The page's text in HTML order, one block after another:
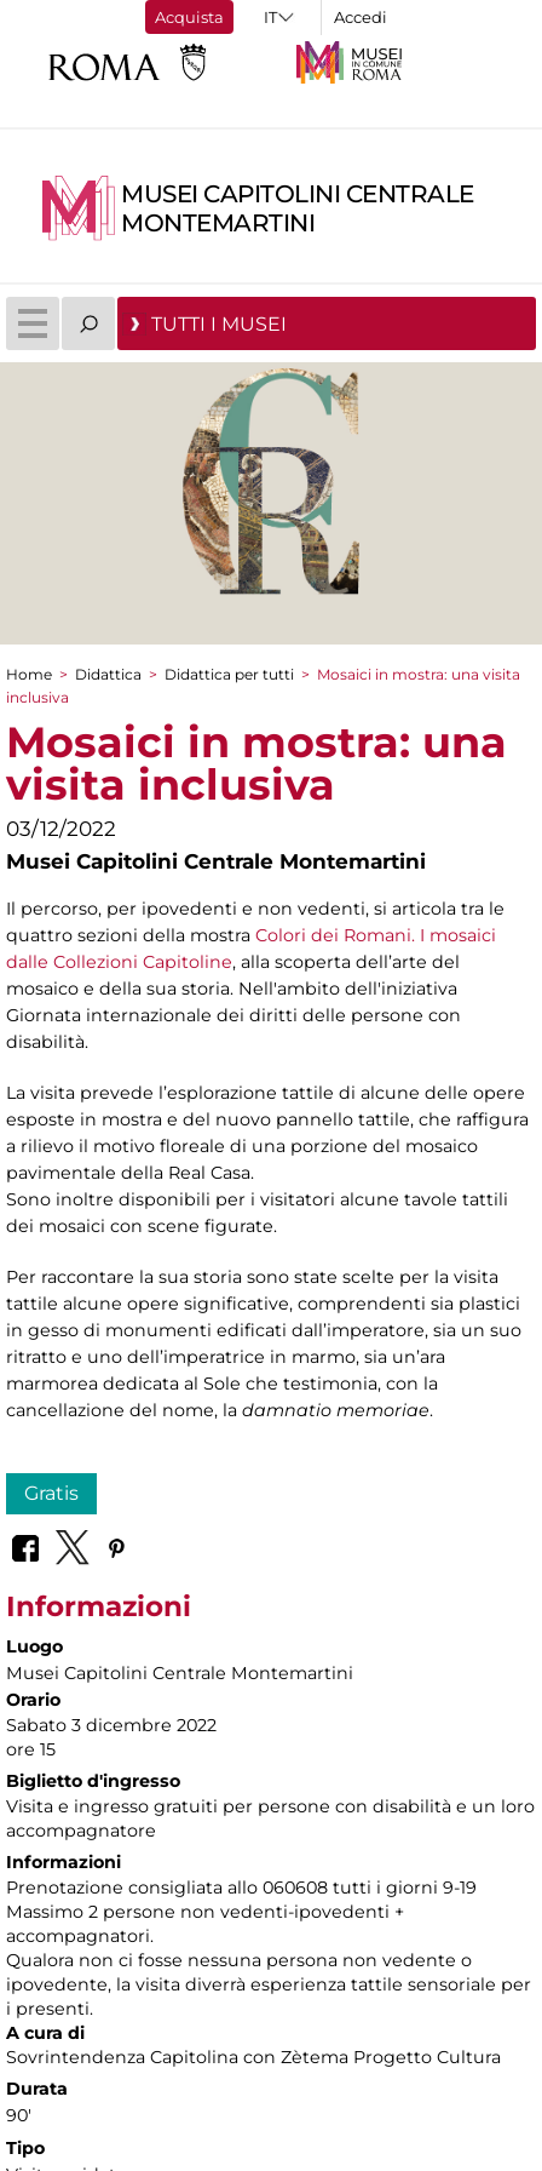
Acquista Accedi
MUSEI CAPITOLINI CENTRALE
MONTEMARTINI
TUTTI I MUSEI
Tu sei qui
Home > Didattica > Didattica per tutti > Mosaici in mostra: una visita
inclusiva
Mosaici in mostra: una
visita inclusiva
03/12/2022
Musei Capitolini Centrale Montemartini
Il percorso, per ipovedenti e non vedenti, si articola tra le
quattro sezioni della mostra Colori dei Romani. I mosaici
dalle Collezioni Capitoline, alla scoperta dell’arte del
mosaico e della sua storia. Nell'ambito dell'iniziativa
Giornata internazionale dei diritti delle persone con
disabilità.
La visita prevede l’esplorazione tattile di alcune delle opere
esposte in mostra e del nuovo pannello tattile, che raffigura
a rilievo il motivo floreale di una porzione del mosaico
pavimentale della Real Casa.
Sono inoltre disponibili per i visitatori alcune tavole tattili
dei mosaici con scene figurate.
Per raccontare la sua storia sono state scelte per la visita
tattile alcune opere significative, comprendenti sia plastici
in gesso di monumenti edificati dall’imperatore, sia un suo
ritratto e uno dell’imperatrice in marmo, sia un’ara
marmorea dedicata al Sole che testimonia, con la
cancellazione del nome, la damnatio memoriae.
Gratis
Informazioni
Luogo
Musei Capitolini Centrale Montemartini
Orario
Sabato 3 dicembre 2022
ore 15
Biglietto d'ingresso
Visita e ingresso gratuiti per persone con disabilità e un loro
accompagnatore
Informazioni
Prenotazione consigliata allo 060608 tutti i giorni 9-19
Massimo 2 persone non vedenti-ipovedenti +
accompagnatori.
Qualora non ci fosse nessuna persona non vedente o
ipovedente, la visita diverrà esperienza tattile sensoriale per
i presenti.
A cura di
Sovrintendenza Capitolina con Zètema Progetto Cultura
Durata
90'
Tipo